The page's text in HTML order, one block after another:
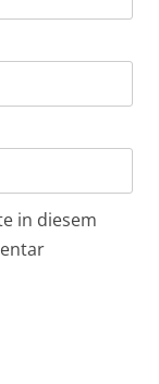
in diesem